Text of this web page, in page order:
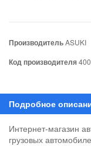
ПроизводительASUKI
Код производителя
Интернет-магазин
грузовых